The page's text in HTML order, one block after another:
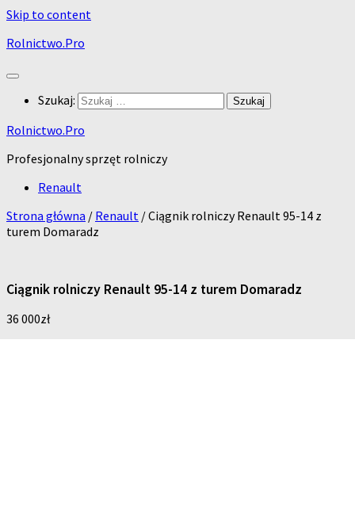
Skip to content
Rolnictwo.Pro
Szukaj:
Rolnictwo.Pro
Profesjonalny sprzęt rolniczy
Renault
Strona główna / Renault / Ciągnik rolniczy Renault 95-14 z
turem Domaradz
Ciągnik rolniczy Renault 95-14 z turem Domaradz
36 000zł